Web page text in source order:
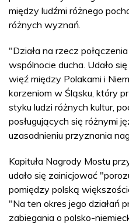
między ludźmi różnego
różnych wyznań.
"Działa na rzecz
wspólnocie ducha. Udało
więź między Polakami i
korzeniom w Śląsku, który
styku ludzi różnych kultur,
posługujących się różnymi
uzasadnieniu przyznania
Kapituła Nagrody Mostu
udało się zainicjować
pomiędzy polską
"Na ten okres jego działań
zabiegania o polsko-